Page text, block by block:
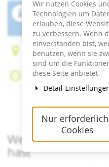
Der
ist beendet.
Böhmstraße 43
94556 Neuschönau
Fr, 17. Juli 2026
Beginn:09:30Uhr
Zum Kalender
Wenn du bereits
hast
Wir nutzen Cookies
Technologien um
erlauben, diese
zu verbessern. Wenn
einverstanden bist,
benutzen, wenn sie
sind um die
diese Seite anbietet.
Detail-
Nur
Cookies